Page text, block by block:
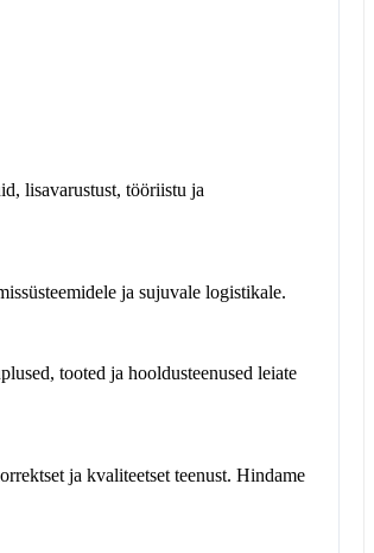
lisavarustust, tööriistu ja
ja sujuvale logistikale.
tooted ja hooldusteenused leiate
ja kvaliteetset teenust. Hindame